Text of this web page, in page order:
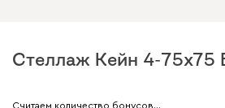
Стеллаж Кейн 4-75x75
Считаем количество бонусов…